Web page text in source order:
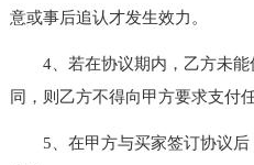
意或事后追认才发生效力。
4、若在协议期内，乙方未能
同，则乙方不得向甲方要求支付
5、在甲方与买家签订协议后